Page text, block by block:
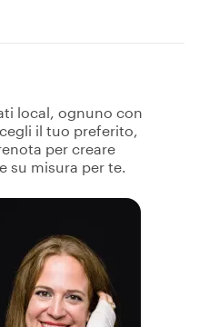
local, ognuno con
il tuo preferito,
per creare
su misura per te.